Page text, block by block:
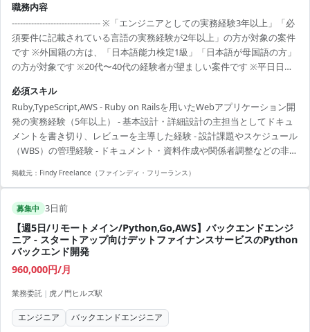
職務内容
-------------------------------- ※「エンジニアとしての実務経験3年以上」「必
須要件に記載されている言語の実務経験が2年以上」の方が対象の案件
です ※外国籍の方は、「日本語能力検定1級」「日本語が母国語の方」
の方が対象です ※20代〜40代の経験者が望ましい案件です ※平日日中
いる方は、直接ご連絡いただいた方がスムーズです ----------------------------
---- - 設計課題ドキュメントの作成および管理（課題の整理・起票、関
係者との解消推進） - 設計からテストにおけるWBSの策定および進捗...
必須スキル
Ruby,TypeScript,AWS - Ruby on Railsを用いたWebアプリケーション開
発の実務経験（5年以上） - 基本設計・詳細設計の主担当としてドキュ
メントを書き切り、レビューを主導した経験 - 設計課題やスケジュール
（WBS）の管理経験 - ドキュメント・資料作成や関係者調整などの非実
調整・進行できるコミュニケーション能力 - AWSの知識・経験、および
掲載元： Findy Freelance（ファインディ・フリーランス）
募集中 3日前
【週5日/リモートメイン/Python,Go,AWS】バックエンドエンジ
ニア - スタートアップ向けデットファイナンスサービスのPython
バックエンド開発
960,000円/月
業務委託 | 虎ノ門ヒルズ駅
エンジニア バックエンドエンジニア